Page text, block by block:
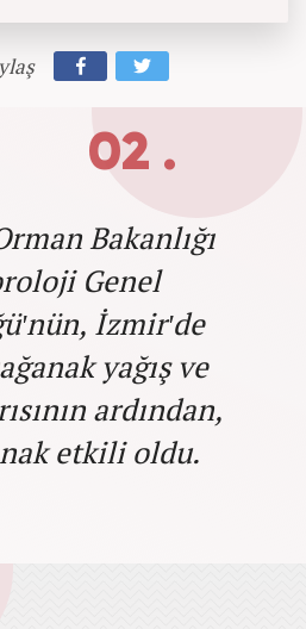
02 .
Bakanlığı
Genel
İzmir'de
yağış ve
ardından,
etkili oldu.